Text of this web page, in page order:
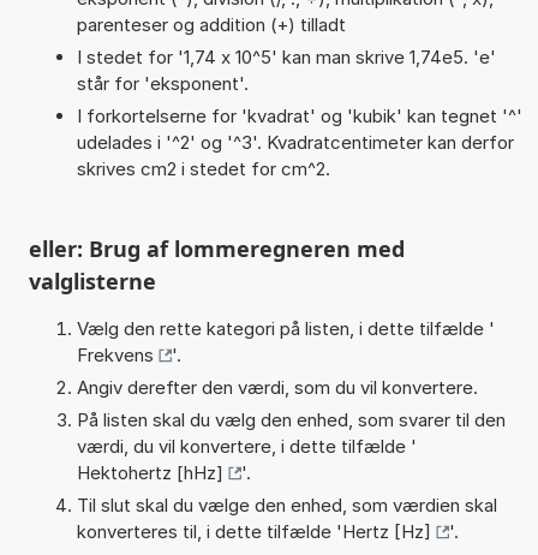
parenteser og addition (+) tilladt
I stedet for '1,74 x 10^5' kan man skrive 1,74e5. 'e'
står for 'eksponent'.
I forkortelserne for 'kvadrat' og 'kubik' kan tegnet '^'
udelades i '^2' og '^3'. Kvadratcentimeter kan derfor
skrives cm2 i stedet for cm^2.
eller: Brug af lommeregneren med
valglisterne
Vælg den rette kategori på listen, i dette tilfælde '
Frekvens
'.
Angiv derefter den værdi, som du vil konvertere.
På listen skal du vælg den enhed, som svarer til den
værdi, du vil konvertere, i dette tilfælde '
Hektohertz [hHz]
'.
Til slut skal du vælge den enhed, som værdien skal
konverteres til, i dette tilfælde 'Hertz [Hz] '.